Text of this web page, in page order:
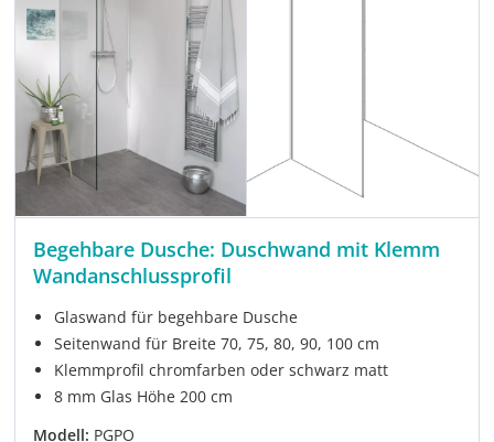
Begehbare Dusche: Duschwand mit Klemm
Wandanschlussprofil
Glaswand für begehbare Dusche
Seitenwand für Breite 70, 75, 80, 90, 100 cm
Klemmprofil chromfarben oder schwarz matt
8 mm Glas Höhe 200 cm
Modell: PGPO